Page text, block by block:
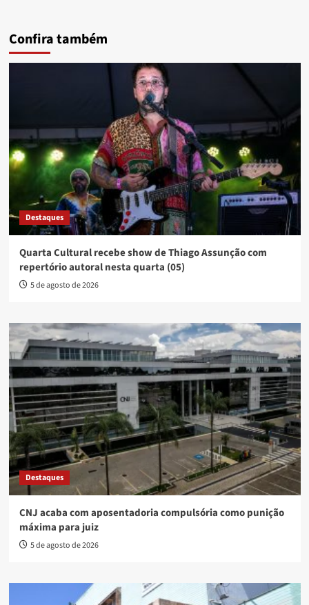
Confira também
Destaques
Quarta Cultural recebe show de Thiago Assunção com
repertório autoral nesta quarta (05)
5 de agosto de 2026
Destaques
CNJ acaba com aposentadoria compulsória como punição
máxima para juiz
5 de agosto de 2026